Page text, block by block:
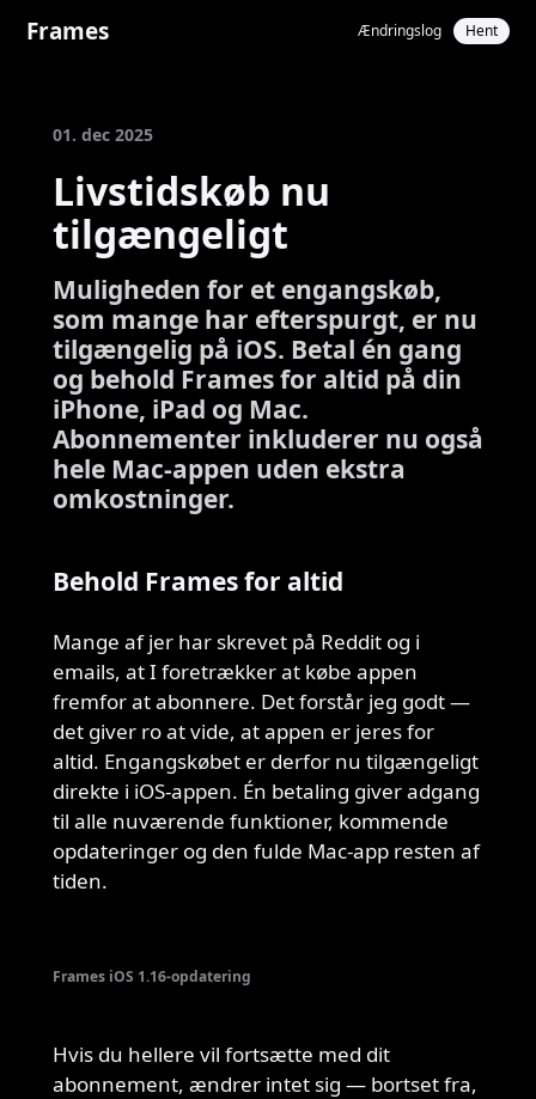
Frames Ændringslog Hent
01. dec 2025
Livstidskøb nu
tilgængeligt
Muligheden for et engangskøb,
som mange har efterspurgt, er nu
tilgængelig på iOS. Betal én gang
og behold Frames for altid på din
iPhone, iPad og Mac.
Abonnementer inkluderer nu også
hele Mac-appen uden ekstra
omkostninger.
Behold Frames for altid
Mange af jer har skrevet på Reddit og i
emails, at I foretrækker at købe appen
fremfor at abonnere. Det forstår jeg godt —
det giver ro at vide, at appen er jeres for
altid. Engangskøbet er derfor nu tilgængeligt
direkte i iOS-appen. Én betaling giver adgang
til alle nuværende funktioner, kommende
opdateringer og den fulde Mac-app resten af
tiden.
Frames iOS 1.16-opdatering
Hvis du hellere vil fortsætte med dit
abonnement, ændrer intet sig — bortset fra,